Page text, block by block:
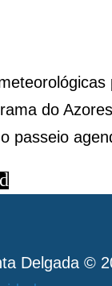
do
passeio
Delgada ©